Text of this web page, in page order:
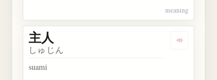
meaning
Dengarkan
主人
しゅじん
suami